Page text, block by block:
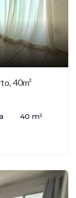
40m²
40 m²